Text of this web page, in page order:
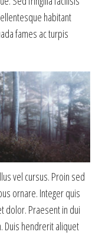
habitant
fames ac turpis
vel cursus. Proin sed
ornare. Integer quis
dolor. Praesent in dui
Duis hendrerit aliquet